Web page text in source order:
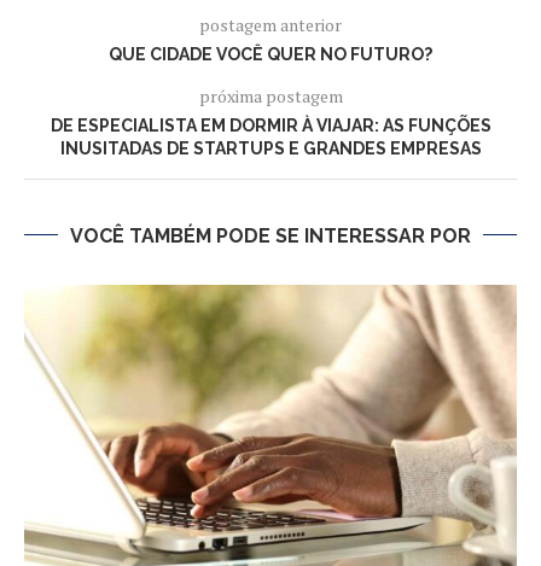
postagem anterior
QUE CIDADE VOCÊ QUER NO FUTURO?
próxima postagem
DE ESPECIALISTA EM DORMIR À VIAJAR: AS FUNÇÕES
INUSITADAS DE STARTUPS E GRANDES EMPRESAS
VOCÊ TAMBÉM PODE SE INTERESSAR POR